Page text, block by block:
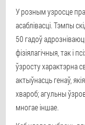
У розным узросце
асаблівасці. Тэмпы
50 гадоў
фізіялагічныя, так і
ўзросту характэрна
актыўнасць генаў,
хвароб; агульны
многае іншае.